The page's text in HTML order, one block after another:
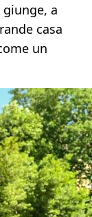
a
casa
un